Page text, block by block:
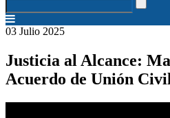
03 Julio 2025
Justicia al Alcance:
Acuerdo de Unión Civil